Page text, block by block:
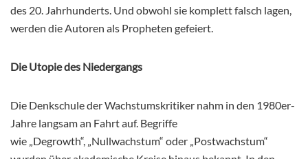
des 20. Jahrhunderts. Und obwohl sie komplett falsch lagen,
werden die Autoren als Propheten gefeiert.
Die Utopie des Niedergangs
Die Denkschule der Wachstumskritiker nahm in den 1980er-
Jahre langsam an Fahrt auf. Begriffe
wie „Degrowth“, „Nullwachstum“ oder „Postwachstum“